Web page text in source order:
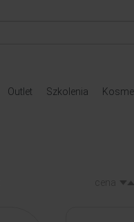
Outlet Szkolenia